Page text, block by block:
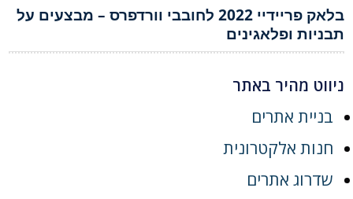
בלאק פריידיי 2022 לחובבי וורדפרס – מבצעים על
תבניות ופלאגינים
ניווט מהיר באתר
בניית אתרים
חנות אלקטרונית
שדרוג אתרים